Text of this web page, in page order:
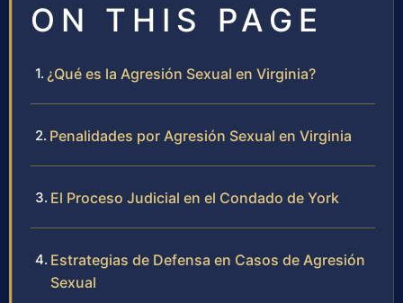
ON THIS PAGE
¿Qué es la Agresión Sexual en Virginia?
Penalidades por Agresión Sexual en Virginia
El Proceso Judicial en el Condado de York
Estrategias de Defensa en Casos de Agresión
Sexual